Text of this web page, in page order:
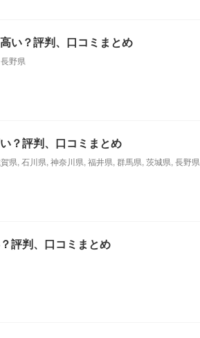
い？評判、口コミまとめ
長野県
？評判、口コミまとめ
県, 石川県, 神奈川県, 福井県, 群馬県, 茨城県, 長野県
評判、口コミまとめ